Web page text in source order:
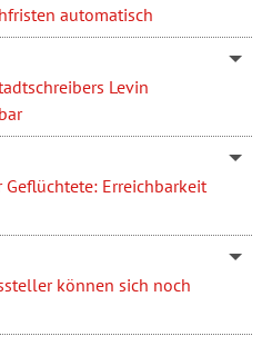
automatisch
Levin
Erreichbarkeit
können sich noch